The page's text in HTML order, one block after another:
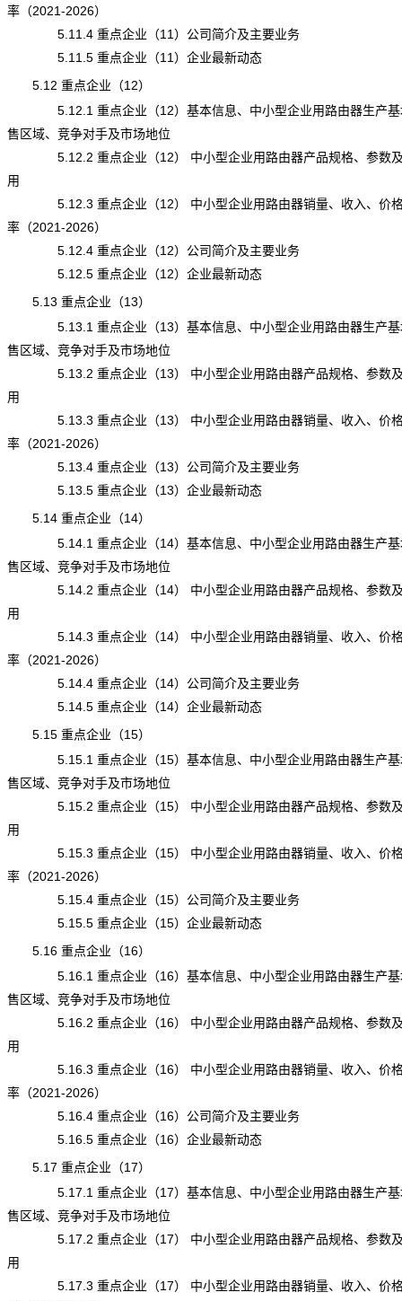
率（2021-2026）
5.11.4 重点企业（11）公司简介及主要业务
5.11.5 重点企业（11）企业最新动态
5.12 重点企业（12）
5.12.1 重点企业（12）基本信息、中小型企业用路由器生产基
售区域、竞争对手及市场地位
5.12.2 重点企业（12） 中小型企业用路由器产品规格、参数及
用
5.12.3 重点企业（12） 中小型企业用路由器销量、收入、价格
率（2021-2026）
5.12.4 重点企业（12）公司简介及主要业务
5.12.5 重点企业（12）企业最新动态
5.13 重点企业（13）
5.13.1 重点企业（13）基本信息、中小型企业用路由器生产基
售区域、竞争对手及市场地位
5.13.2 重点企业（13） 中小型企业用路由器产品规格、参数及
用
5.13.3 重点企业（13） 中小型企业用路由器销量、收入、价格
率（2021-2026）
5.13.4 重点企业（13）公司简介及主要业务
5.13.5 重点企业（13）企业最新动态
5.14 重点企业（14）
5.14.1 重点企业（14）基本信息、中小型企业用路由器生产基
售区域、竞争对手及市场地位
5.14.2 重点企业（14） 中小型企业用路由器产品规格、参数及
用
5.14.3 重点企业（14） 中小型企业用路由器销量、收入、价格
率（2021-2026）
5.14.4 重点企业（14）公司简介及主要业务
5.14.5 重点企业（14）企业最新动态
5.15 重点企业（15）
5.15.1 重点企业（15）基本信息、中小型企业用路由器生产基
售区域、竞争对手及市场地位
5.15.2 重点企业（15） 中小型企业用路由器产品规格、参数及
用
5.15.3 重点企业（15） 中小型企业用路由器销量、收入、价格
率（2021-2026）
5.15.4 重点企业（15）公司简介及主要业务
5.15.5 重点企业（15）企业最新动态
5.16 重点企业（16）
5.16.1 重点企业（16）基本信息、中小型企业用路由器生产基
售区域、竞争对手及市场地位
5.16.2 重点企业（16） 中小型企业用路由器产品规格、参数及
用
5.16.3 重点企业（16） 中小型企业用路由器销量、收入、价格
率（2021-2026）
5.16.4 重点企业（16）公司简介及主要业务
5.16.5 重点企业（16）企业最新动态
5.17 重点企业（17）
5.17.1 重点企业（17）基本信息、中小型企业用路由器生产基
售区域、竞争对手及市场地位
5.17.2 重点企业（17） 中小型企业用路由器产品规格、参数及
用
5.17.3 重点企业（17） 中小型企业用路由器销量、收入、价格